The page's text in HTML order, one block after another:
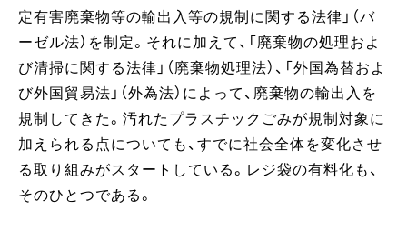
定有害廃棄物等の輸出入等の規制に関する法律」（バ
ーゼル法）を制定。それに加えて、「廃棄物の処理およ
び清掃に関する法律」（廃棄物処理法）、「外国為替およ
び外国貿易法」（外為法）によって、廃棄物の輸出入を
規制してきた。汚れたプラスチックごみが規制対象に
加えられる点についても、すでに社会全体を変化させ
る取り組みがスタートしている。レジ袋の有料化も、
そのひとつである。